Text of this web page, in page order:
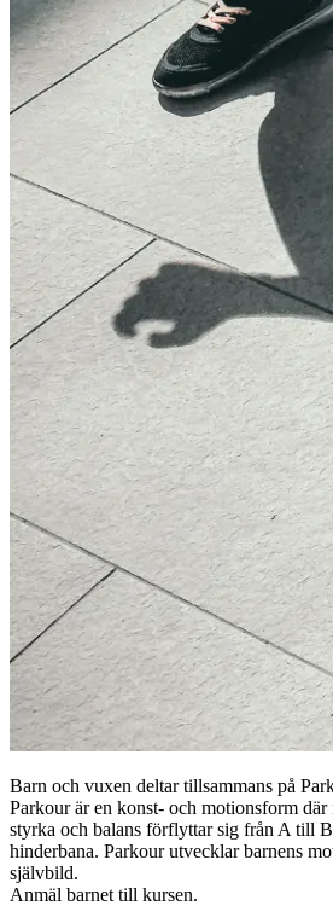
Barn och vuxen deltar tillsammans på
Parkour är en konst- och motionsform
styrka och balans förflyttar sig från A till
hinderbana. Parkour utvecklar barnens
självbild.
Anmäl barnet till kursen.